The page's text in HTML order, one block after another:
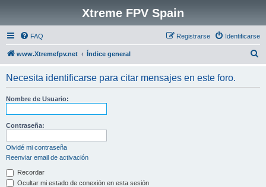
Xtreme FPV Spain
FAQ Identificarse
Registrarse
www.Xtremefpv.net Índice general
Necesita identificarse para citar mensajes en este foro.
Nombre de Usuario:
Contraseña:
Olvidé mi contraseña
Reenviar email de activación
Recordar
Ocultar mi estado de conexión en esta sesión